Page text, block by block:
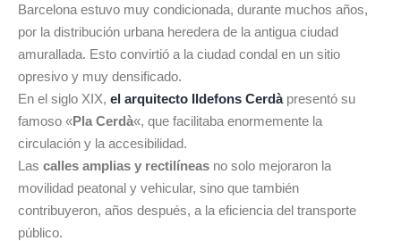
Barcelona estuvo muy condicionada, durante muchos años,
por la distribución urbana heredera de la antigua ciudad
amurallada. Esto convirtió a la ciudad condal en un sitio
opresivo y muy densificado.
En el siglo XIX, el arquitecto Ildefons Cerdà presentó su
famoso «Pla Cerdà«, que facilitaba enormemente la
circulación y la accesibilidad.
Las calles amplias y rectilíneas no solo mejoraron la
movilidad peatonal y vehicular, sino que también
contribuyeron, años después, a la eficiencia del transporte
público.